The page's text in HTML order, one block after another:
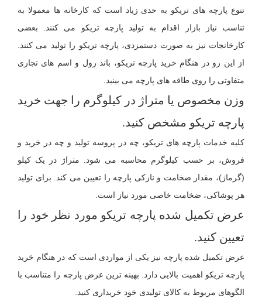
تنوع پارچه های تریکو به حدی زیاد است که کارخانه ها معمولا به
تناسب نیاز بازار اقدام به تولید پارچه تریکو می کنند. بعضی
کارخانجات نیز به صورت دستمزدی، پارچه تریکو را تولید می کنند.
از این رو در هنگام خرید پارچه تریکو، باند رول و اسم های تجاری
متفاوتی را روی طاقه های پارچه می بینید.
وزن مخصوص یا متراژ در کیلوگرم را جهت خرید
پارچه تریکو مشخص کنید.
کلیه خدمات پارچه های تریکو، چه در پروسه تولید و چه در خرید و
فروش، بر حسب کیلوگرم محاسبه می شود. متراژ در یک کیلو
(گرماژ)، مقدار ضخامت و نازکی پارچه را تعیین می کند. برای تولید
هر پوشاکی، ضخامت خاصی مورد نیاز است.
عرض تکمیل شده پارچه تریکو مورد نظر خود را
تعیین کنید.
عرض تکمیل شده پارچه نیز یکی از مواردی است که در هنگام خرید
پارچه تریکو اهمیت بالایی دارد. بهینه ترین عرض پارچه را متناسب با
الگوهای مربوط به کالای تولیدی خود خریداری کنید.